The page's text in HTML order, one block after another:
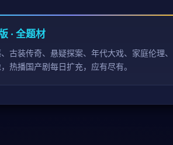
· 全题材
古装传奇、悬疑探案、年代大戏、家庭伦理、
热播国产剧每日扩充，应有尽有。